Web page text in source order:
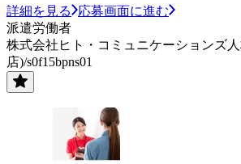
詳細を見る
応募画面に進む
派遣労働者
株式会社ヒト・コミュニケーションズ
店)/s0f15bpns01